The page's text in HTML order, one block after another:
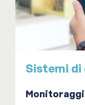
Sistemi di